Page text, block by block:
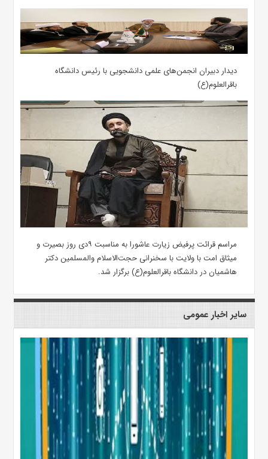
دیدار دبیران انجمن‌های علمی دانشجویی با رئیس دانشگاه
باقرالعلوم(ع)
مراسم قرائت پرفیض زیارت عاشورا به مناسبت ۹دی روز بصیرت و
میثاق امت با ولایت با سخنرانی حجت‌الاسلام والمسلمین دکتر
هاشمیان در دانشگاه باقرالعلوم(ع) برگزار شد.
سایر اخبار عمومی